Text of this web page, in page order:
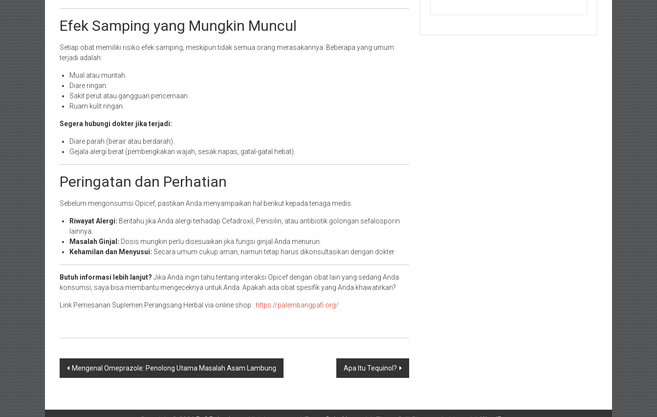
Efek Samping yang Mungkin Muncul
Setiap obat memiliki risiko efek samping, meskipun tidak semua orang merasakannya. Beberapa yang umum
terjadi adalah:
Mual atau muntah.
Diare ringan.
Sakit perut atau gangguan pencernaan.
Ruam kulit ringan.
Segera hubungi dokter jika terjadi:
Diare parah (berair atau berdarah).
Gejala alergi berat (pembengkakan wajah, sesak napas, gatal-gatal hebat).
Peringatan dan Perhatian
Sebelum mengonsumsi Opicef, pastikan Anda menyampaikan hal berikut kepada tenaga medis:
Riwayat Alergi: Beritahu jika Anda alergi terhadap Cefadroxil, Penisilin, atau antibiotik golongan sefalosporin
lainnya.
Masalah Ginjal: Dosis mungkin perlu disesuaikan jika fungsi ginjal Anda menurun.
Kehamilan dan Menyusui: Secara umum cukup aman, namun tetap harus dikonsultasikan dengan dokter.
Butuh informasi lebih lanjut? Jika Anda ingin tahu tentang interaksi Opicef dengan obat lain yang sedang Anda
konsumsi, saya bisa membantu mengeceknya untuk Anda. Apakah ada obat spesifik yang Anda khawatirkan?
Link Pemesanan Suplemen Perangsang Herbal via online shop : https://palembangpafi.org/
Navigasi
Mengenal Omeprazole: Penolong Utama Masalah Asam Lambung Apa Itu Tequinol?